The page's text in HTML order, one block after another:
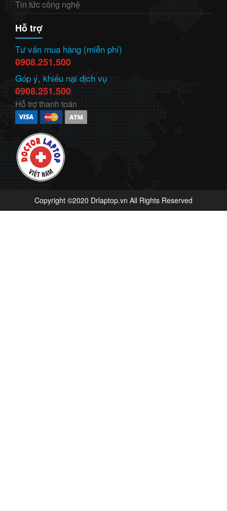
Tin tức công nghệ
Hỗ trợ
Tư vấn mua hàng (miễn phí)
0908.251.500
Góp ý, khiếu nại dịch vụ
0908.251.500
Hỗ trợ thanh toán
Copyright ©2020 Drlaptop.vn All Rights Reserved